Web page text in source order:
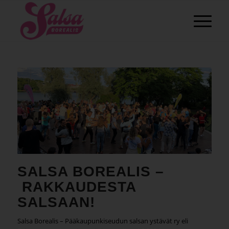
SALSA BOREALIS –
RAKKAUDESTA
SALSAAN!
Salsa Borealis – Pääkaupunkiseudun salsan ystävät ry eli